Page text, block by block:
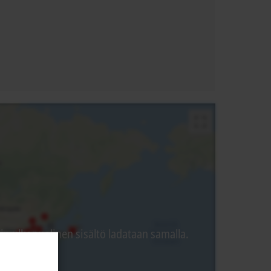
ulkopuolinen sisältö ladataan samalla.